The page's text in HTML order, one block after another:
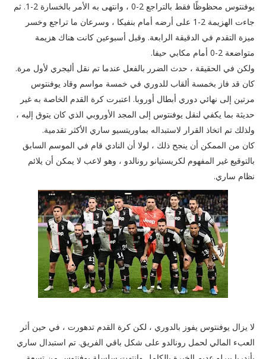
يوفنتوس محظوظًا فقط بالتراجع 2-0 ، وانتهى به الأمر بالخسارة 2-1. ثم
جاءت الهزيمة 2-1 على أرضه أمام بنفيكا ، وسرعان ما تراجع وخسر
ميزة التقدم في الدقيقة الرابعة. وقبل أسبوعين كانت هناك هزيمة
متواضعة 2-0 أمام مكابي حيفا.
ولكن في الحقيقة ، حدث الضرر بالفعل عندما تم نقل أليجري لأول مرة.
كان قد فاز بخمسة ألقاب للدوري في خمسة مواسم وقاد يوفنتوس
مرتين إلى نهائي دوري أبطال أوروبا. اعتبرت كرة القدم الخاصة به غير
حديثة بما يكفي لنقل يوفنتوس إلى المجد الأوروبي الذي كان يتوق إليه ،
ولذلك تم اتخاذ القرار لاستبداله بماوريتسيو ساري الأكثر تقدمية.
كان من الممكن أن ينجح ذلك ، لولا أن النادي قام في الموسم السابق
بالتوقيع غير المفهوم لكريستيانو رونالدو ، وهو لاعب لا يمكن أن يلائم
نظام ساري.
لا يزال يوفنتوس يفوز بالدوري ، لكن كرة القدم تدهورت ، في حين أثر
العبء المالي لحمل رونالدو على شكل باقي الفريق. تم استبدال ساري